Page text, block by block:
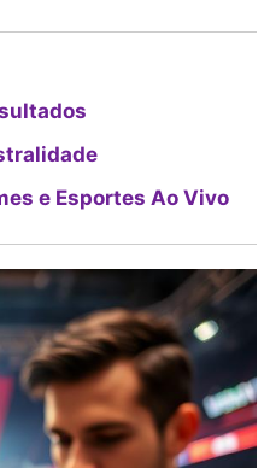
e Esportes Ao Vivo